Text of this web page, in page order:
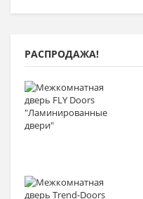
РАСПРОДАЖА!